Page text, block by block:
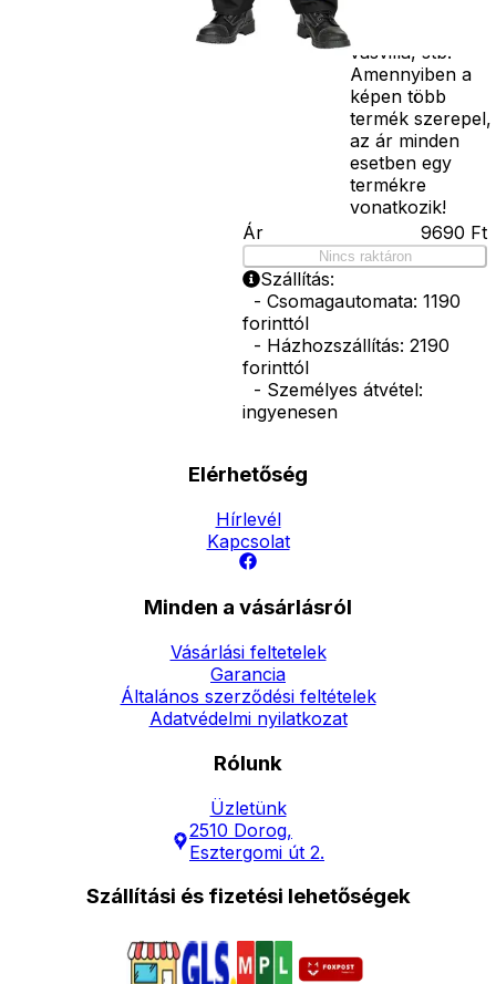
vasvilla, stb.
Amennyiben a
képen több
termék szerepel,
az ár minden
esetben egy
termékre
vonatkozik!
Ár
9690 Ft
Nincs raktáron
Szállítás:
- Csomagautomata: 1190
forinttól
- Házhozszállítás: 2190
forinttól
- Személyes átvétel:
ingyenesen
Elérhetőség
Hírlevél
Kapcsolat
Minden a vásárlásról
Vásárlási feltetelek
Garancia
Általános szerződési feltételek
Adatvédelmi nyilatkozat
Rólunk
Üzletünk
2510 Dorog,
Esztergomi út 2.
Szállítási és fizetési lehetőségek